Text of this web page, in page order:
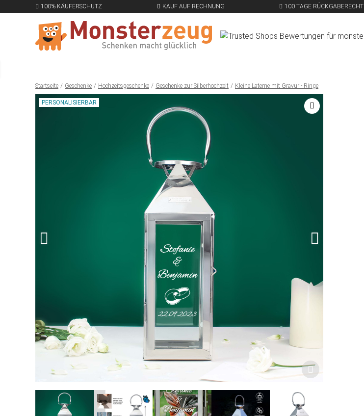
100% KÄUFERSCHUTZ KAUF AUF RECHNUNG 100 TAGE RÜCKGABERECHT
Startseite Geschenke Hochzeitsgeschenke Geschenke zur Silberhochzeit Kleine Laterne mit Gravur - Ringe
PERSONALISIERBAR